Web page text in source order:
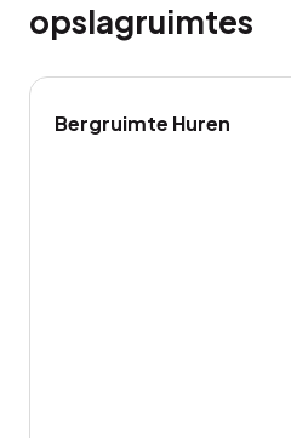
opslagruimtes
Bergruimte Huren